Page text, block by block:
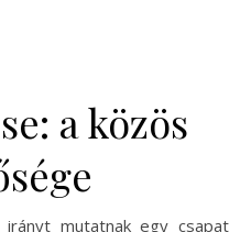
a közös
mutatnak egy csapat